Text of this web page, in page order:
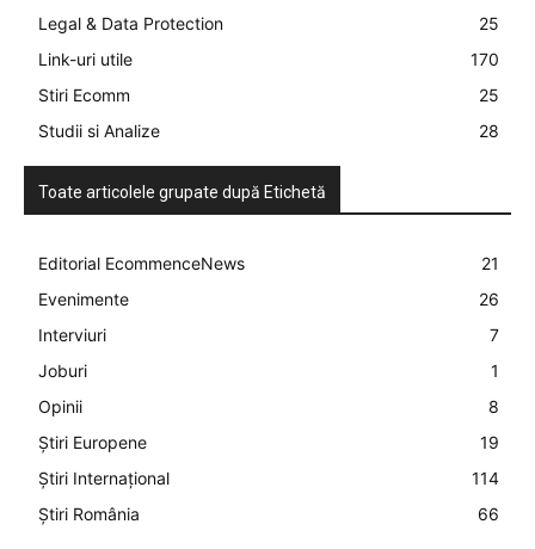
Legal & Data Protection
25
Link-uri utile
170
Stiri Ecomm
25
Studii si Analize
28
Toate articolele grupate după Etichetă
Editorial EcommenceNews
21
Evenimente
26
Interviuri
7
Joburi
1
Opinii
8
Știri Europene
19
Știri Internațional
114
Știri România
66